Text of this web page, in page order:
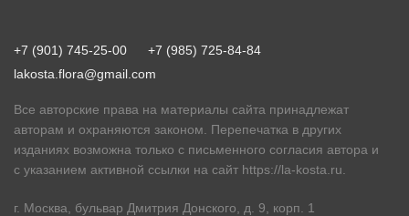
+7 (901) 745-25-00
+7 (985) 725-84-84
lakosta.flora@gmail.com
Все авторские права на материалы сайта принадлежат
авторам и охраняются законом. Перепечатка в других
изданиях возможна только с письменного согласия автора и
с указанием активной ссылки на сайт https://la-kosta.ru
г. Москва, бульвар Дмитрия Донского, д. 9, корп. 1